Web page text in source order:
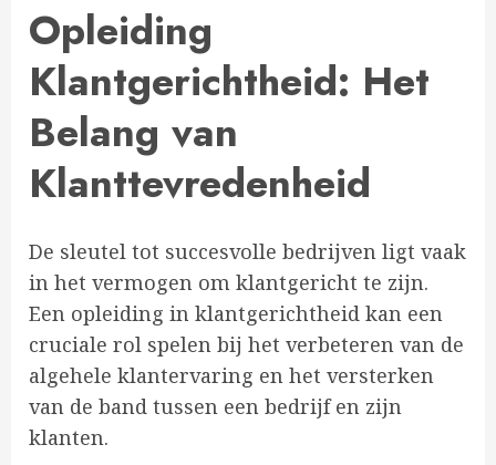
Opleiding
Klantgerichtheid: Het
Belang van
Klanttevredenheid
De sleutel tot succesvolle bedrijven ligt vaak
in het vermogen om klantgericht te zijn.
Een opleiding in klantgerichtheid kan een
cruciale rol spelen bij het verbeteren van de
algehele klantervaring en het versterken
van de band tussen een bedrijf en zijn
klanten.